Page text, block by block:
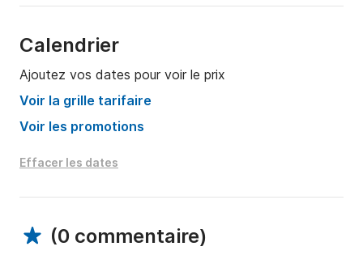
Calendrier
Ajoutez vos dates pour voir le prix
Voir la grille tarifaire
Voir les promotions
Effacer les dates
(0 commentaire)